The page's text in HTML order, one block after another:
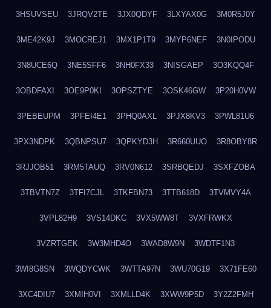
3HSUVSEU 3JRQV2TE 3JX0QDYF 3LXYAX0G 3M0R5J0Y
3ME42K9J 3MOCREJ1 3MX1P1T9 3MYP6NEF 3N0IPODU
3N8UCE6Q 3NE5SFF6 3NH0FX33 3NISGAEP 3O3KQQ4F
3OBDFAXI 3OE9P0KI 3OPSZTYE 3OSK46GW 3P20H0VW
3PEBEUPM 3PFEI4E1 3PHQ0AXL 3PJX8KV3 3PWL81U6
3PX3NDPK 3QBNPSU7 3QPKYD3H 3R660UUO 3R8OBY8R
3RJJOB51 3RM5TAUQ 3RV0N612 3SRBQEDJ 3SXFZOBA
3TBVTN7Z 3TFI7CJL 3TKFBN73 3TTB618D 3TVMVY4A
3VPL82H9 3VS14DKC 3VX5WW8T 3VXFRWKX
3VZRTGEK 3W3MHD4O 3WAD8W9N 3WDTF1N3
3WI8G8SN 3WQDYCWK 3WTTA97N 3WU70G19 3X71FE60
3XC4DIU7 3XMIH0VI 3XMLLD4K 3XWW9P5D 3Y2Z2FMH